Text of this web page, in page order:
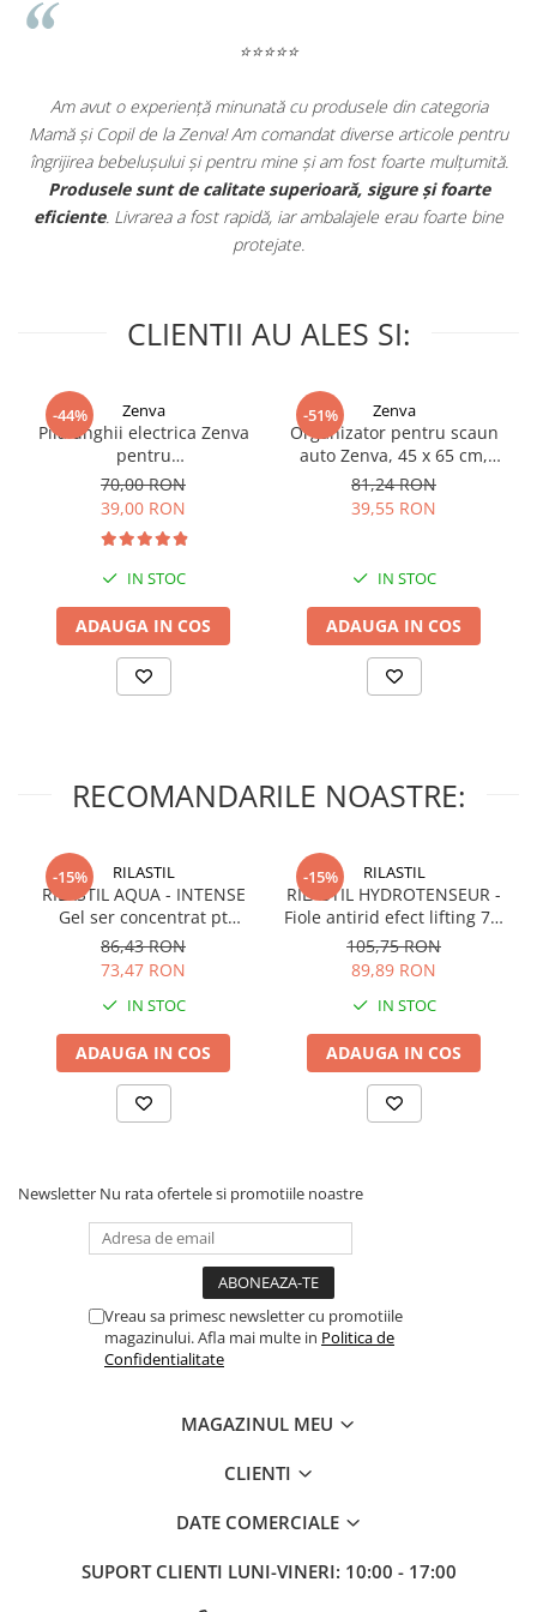
⭐⭐⭐⭐⭐
Am avut o experiență minunată cu produsele din categoria
Mamă și Copil de la Zenva! Am comandat diverse articole pentru
îngrijirea bebelușului și pentru mine și am fost foarte mulțumită.
Produsele sunt de calitate superioară, sigure și foarte
eficiente. Livrarea a fost rapidă, iar ambalajele erau foarte bine
protejate.
CLIENTII AU ALES SI:
-44% Zenva
Pila unghii electrica Zenva
pentru
bebelusi/copii/adulti, 6
capete de schimb, verde
70,00 RON
39,00 RON
IN STOC
ADAUGA IN COS
-51% Zenva
Organizator pentru scaun
auto Zenva, 45 x 65 cm,
Suport Tableta,
Impermeabil, Negru,
Protectie Scaun Auto,
81,24 RON
39,55 RON
IN STOC
ADAUGA IN COS
RECOMANDARILE NOASTRE:
-15% RILASTIL
RILASTIL AQUA - INTENSE
Gel ser concentrat pt
hidratare si anti-poluare x
30ml
86,43 RON
73,47 RON
IN STOC
ADAUGA IN COS
-15% RILASTIL
RILASTIL HYDROTENSEUR -
Fiole antirid efect lifting 7 X
1ml
105,75 RON
89,89 RON
IN STOC
ADAUGA IN COS
Newsletter Nu rata ofertele si promotiile noastre
Vreau sa primesc newsletter cu promotiile
magazinului. Afla mai multe in Politica de
Confidentialitate
MAGAZINUL MEU
CLIENTI
DATE COMERCIALE
SUPORT CLIENTI LUNI-VINERI: 10:00 - 17:00